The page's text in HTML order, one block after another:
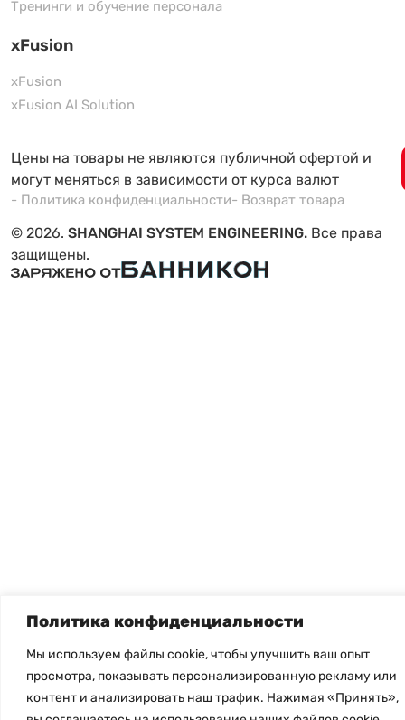
Политика конфиденциальности
Мы используем файлы cookie, чтобы улучшить ваш опыт
просмотра, показывать персонализированную рекламу или
контент и анализировать наш трафик. Нажимая «Принять»,
Тренинги и обучение персонала
xFusion
xFusion
xFusion AI Solution
Цены на товары не являются публичной офертой и
могут меняться в зависимости от курса валют
- Политика конфиденциальности- Возврат товара
© 2026. SHANGHAI SYSTEM ENGINEERING. Все права
защищены.